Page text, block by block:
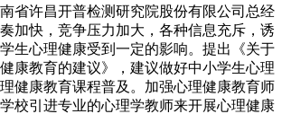
省许昌开普检测研究院股份有限公司总经
加快，竞争压力加大，各种信息充斥，诱
生心理健康受到一定的影响。提出《关于
康教育的建议》，建议做好中小学生心理
健康教育课程普及。加强心理健康教育师
校引进专业的心理学教师来开展心理健康